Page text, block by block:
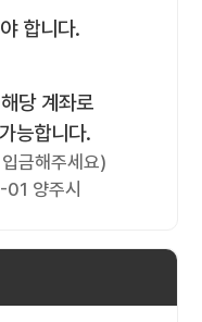
합니다.
당 계좌로
능합니다.
금해주세요)
양주시